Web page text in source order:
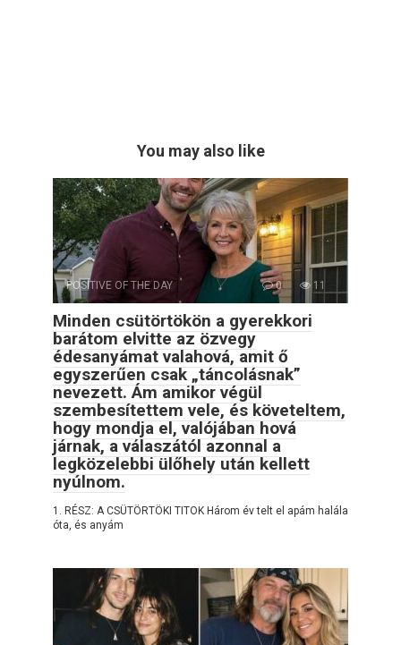
You may also like
POSITIVE OF THE DAY 0 11
Minden csütörtökön a gyerekkori
barátom elvitte az özvegy
édesanyámat valahová, amit ő
egyszerűen csak „táncolásnak”
nevezett. Ám amikor végül
szembesítettem vele, és követeltem,
hogy mondja el, valójában hová
járnak, a válaszától azonnal a
legközelebbi ülőhely után kellett
nyúlnom.
1. RÉSZ: A CSÜTÖRTÖKI TITOK Három év telt el apám halála
óta, és anyám